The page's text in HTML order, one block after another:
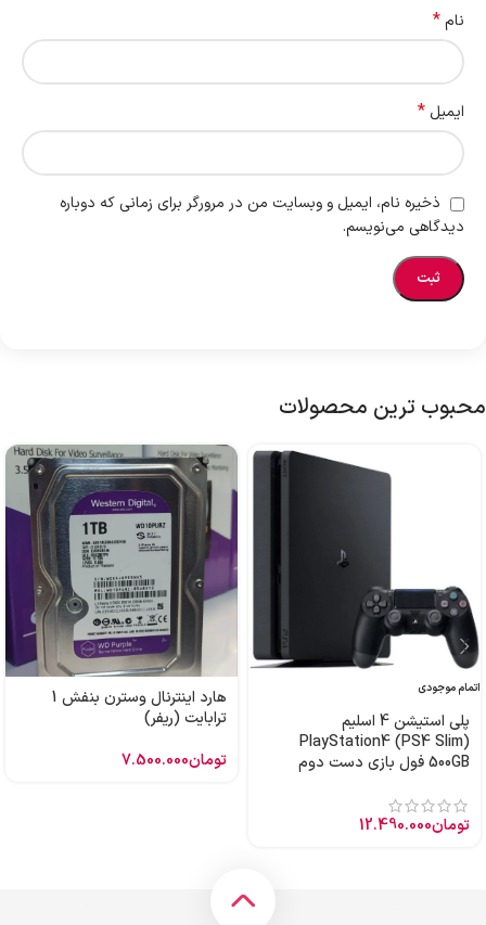
نام*
ایمیل *
ذخیره نام، ایمیل و وبسایت من در مرورگر برای زمانی که دوباره
دیدگاهی می‌نویسم.
محبوب ترین محصولات
اتمام موجودی
پلی استیشن 4 اسلیم
PlayStation4 (PS4 Slim)
500GB فول بازی دست دوم
تومان12.490.000
هارد اینترنال وسترن بنفش 1
ترابایت (ریفر)
تومان7.500.000